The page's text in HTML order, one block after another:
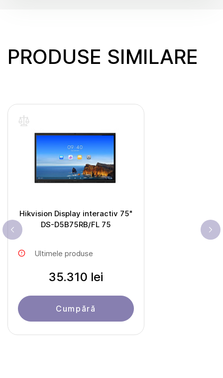
PRODUSE SIMILARE
Hikvision Display interactiv 75"
DS-D5B75RB/FL 75
Ultimele produse
35.310 lei
Cumpără